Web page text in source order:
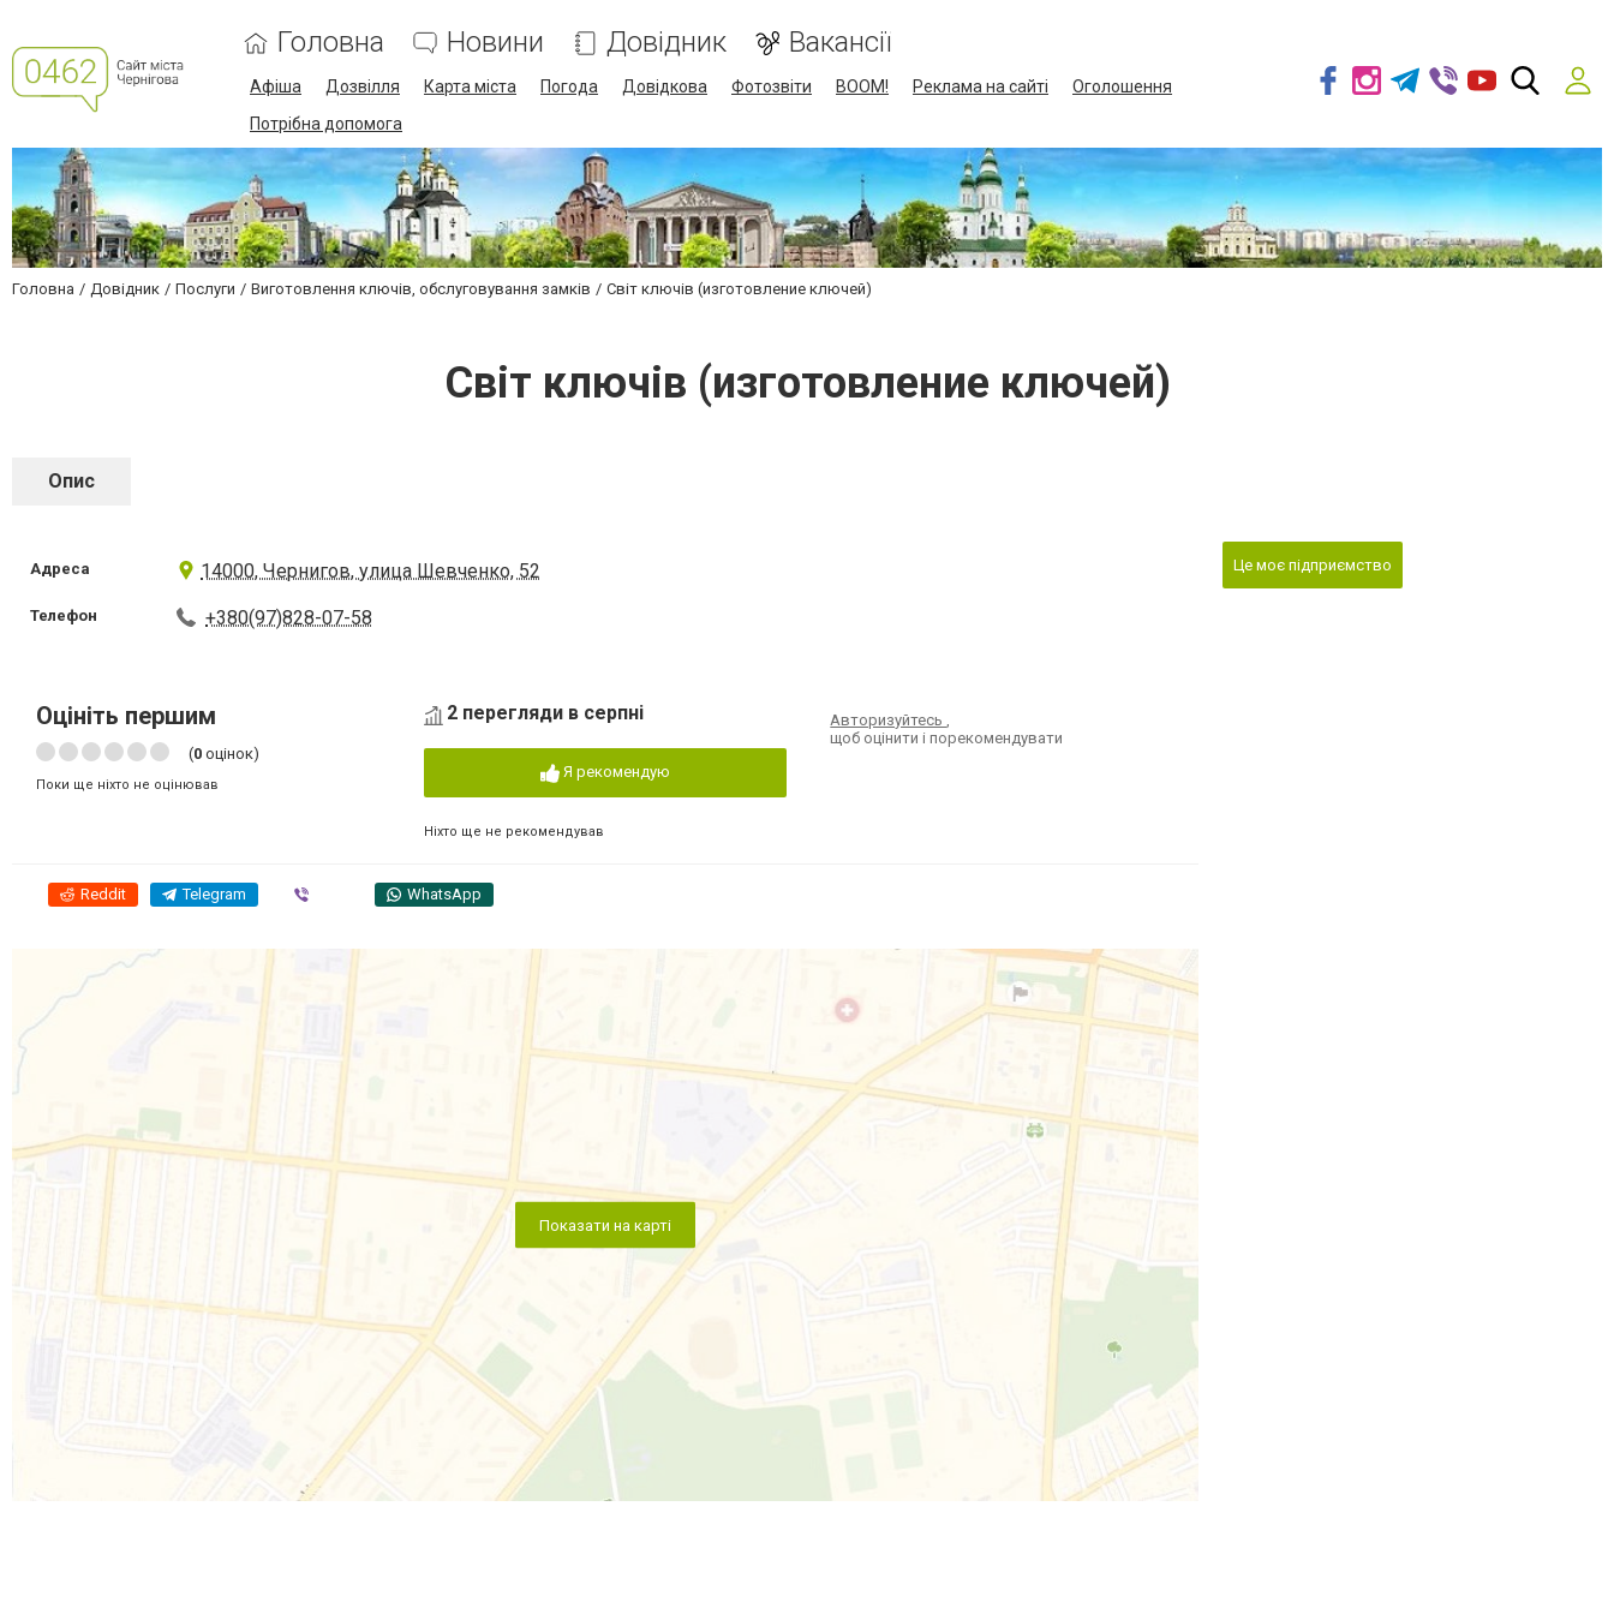
Головна Новини Довідник Вакансії
Афіша Дозвілля Карта міста Погода Довідкова Фотозвіти BOOM! Реклама на сайті
Оголошення
Потрібна допомога
Головна Довідник Послуги Виготовлення ключів, обслуговування замків Світ ключів (изготовление ключей)
Світ ключів (изготовление ключей)
Опис
Адреса 14000, Чернигов, улица Шевченко, 52
Телефон +380(97)828-07-58
Оцініть першим
(0 оцінок)
Поки ще ніхто не оцінював
2 перегляди в серпні
Я рекомендую
Ніхто ще не рекомендував
Авторизуйтесь,
щоб оцінити і порекомендувати
Reddit Telegram WhatsApp
Показати на карті
Це моє підприємство